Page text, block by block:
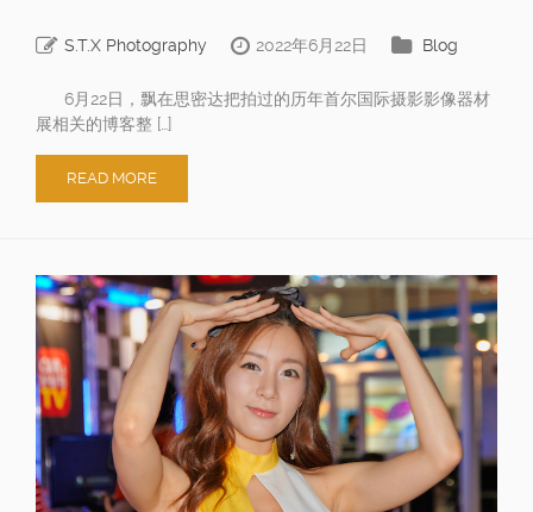
S.T.X Photography 2022年6月22日 Blog
6月22日，飘在思密达把拍过的历年首尔国际摄影影像器材
展相关的博客整 […]
READ MORE